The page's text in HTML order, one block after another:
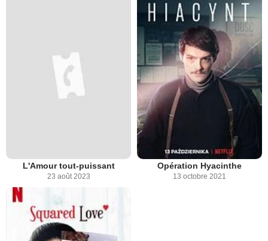
L'Amour tout-puissant
23 août 2023
Opération Hyacinthe
13 octobre 2021